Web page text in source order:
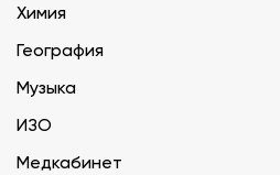
Химия
География
Музыка
ИЗО
Медкабинет